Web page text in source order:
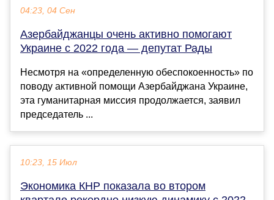
04:23, 04 Сен
Азербайджанцы очень активно помогают
Украине с 2022 года — депутат Рады
Несмотря на «определенную обеспокоенность» по
поводу активной помощи Азербайджана Украине,
эта гуманитарная миссия продолжается, заявил
председатель ...
10:23, 15 Июл
Экономика КНР показала во втором